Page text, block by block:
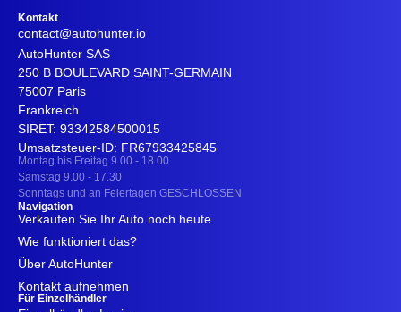
Kontakt
contact@autohunter.io
AutoHunter SAS
250 B BOULEVARD SAINT-GERMAIN
75007 Paris
Frankreich
SIRET: 93342584500015
Umsatzsteuer-ID: FR67933425845
Montag bis Freitag 9.00 - 18.00
Samstag 9.00 - 17.30
Sonntags und an Feiertagen GESCHLOSSEN
Navigation
Verkaufen Sie Ihr Auto noch heute
Wie funktioniert das?
Über AutoHunter
Kontakt aufnehmen
Für Einzelhändler